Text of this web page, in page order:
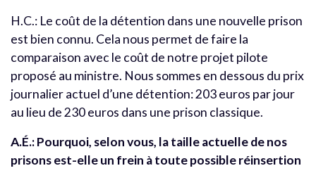
H.C.: Le coût de la détention dans une nouvelle prison
est bien connu. Cela nous permet de faire la
comparaison avec le coût de notre projet pilote
proposé au ministre. Nous sommes en dessous du prix
journalier actuel d’une détention: 203 euros par jour
au lieu de 230 euros dans une prison classique.
A.É.: Pourquoi, selon vous, la taille actuelle de nos
prisons est-elle un frein à toute possible réinsertion